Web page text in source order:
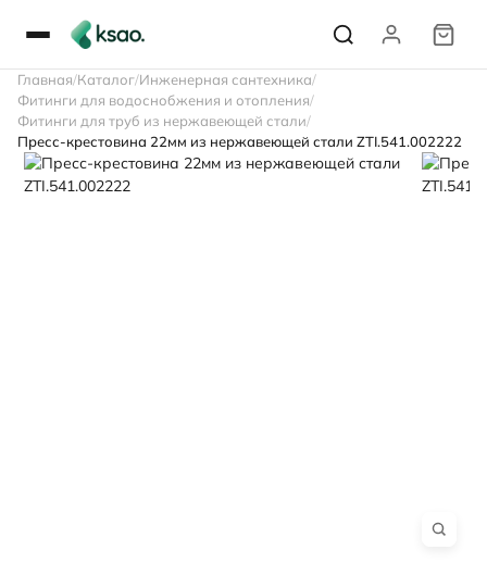
Главная Каталог Инженерная сантехника
Фитинги для водоснобжения и отопления
Фитинги для труб из нержавеющей стали
Пресс-крестовина 22мм из нержавеющей стали ZTI.541.002222